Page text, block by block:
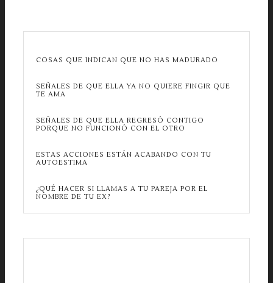
COSAS QUE INDICAN QUE NO HAS MADURADO
SEÑALES DE QUE ELLA YA NO QUIERE FINGIR QUE
TE AMA
SEÑALES DE QUE ELLA REGRESÓ CONTIGO
PORQUE NO FUNCIONÓ CON EL OTRO
ESTAS ACCIONES ESTÁN ACABANDO CON TU
AUTOESTIMA
¿QUÉ HACER SI LLAMAS A TU PAREJA POR EL
NOMBRE DE TU EX?